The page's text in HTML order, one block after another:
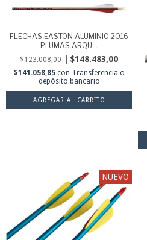
FLECHAS EASTON ALUMINIO 2016
PLUMAS ARQU...
$123.008,00 $148.483,00
$141.058,85 con Transferencia o
depósito bancario
NUEVO